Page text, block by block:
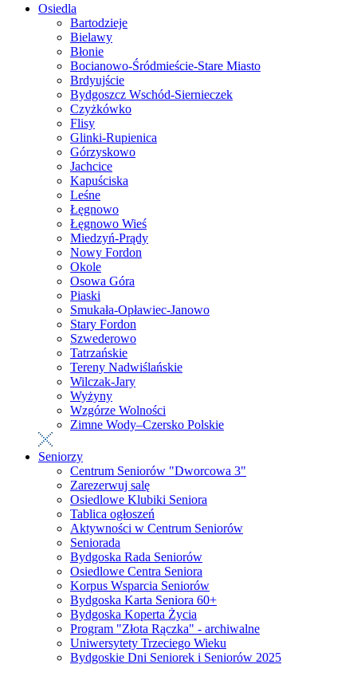
Osiedla
Bartodzieje
Bielawy
Błonie
Bocianowo-Śródmieście-Stare Miasto
Brdyujście
Bydgoszcz Wschód-Siernieczek
Czyżkówko
Flisy
Glinki-Rupienica
Górzyskowo
Jachcice
Kapuściska
Leśne
Łęgnowo
Łęgnowo Wieś
Miedzyń-Prądy
Nowy Fordon
Okole
Osowa Góra
Piaski
Smukała-Opławiec-Janowo
Stary Fordon
Szwederowo
Tatrzańskie
Tereny Nadwiślańskie
Wilczak-Jary
Wyżyny
Wzgórze Wolności
Zimne Wody–Czersko Polskie
Seniorzy
Centrum Seniorów "Dworcowa 3"
Zarezerwuj salę
Osiedlowe Klubiki Seniora
Tablica ogłoszeń
Aktywności w Centrum Seniorów
Seniorada
Bydgoska Rada Seniorów
Osiedlowe Centra Seniora
Korpus Wsparcia Seniorów
Bydgoska Karta Seniora 60+
Bydgoska Koperta Życia
Program "Złota Rączka" - archiwalne
Uniwersytety Trzeciego Wieku
Bydgoskie Dni Seniorek i Seniorów 2025